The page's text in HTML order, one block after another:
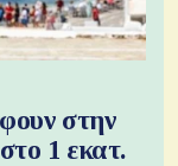
στην
1 εκατ.